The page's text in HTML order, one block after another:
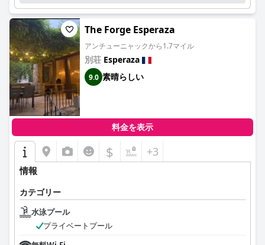
The Forge Esperaza
アンチューニャックから1.7マイル
別荘 Esperaza
9.0 素晴らしい
料金を表示
$ +3
情報
カテゴリー
水泳プール
プライベートプール